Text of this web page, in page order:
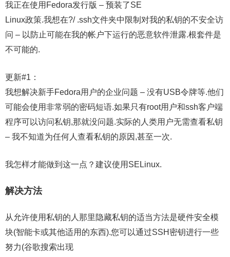
我正在使用Fedora发行版 – 预装了SE
Linux政策.我想在?/ .ssh文件夹中限制对我的私钥的不安全访
问 – 以防止可能在我的帐户下运行的恶意软件泄露.根套件是
不可能的.
更新#1：
我想解决新手Fedora用户的企业问题 – 没有USB令牌等.他们
可能会使用非常弱的密码短语.如果只有root用户和ssh客户端
程序可以访问私钥,那就没问题.实际的人类用户无需查看私钥
– 我不知道为任何人查看私钥的原因,甚至一次.
我怎样才能做到这一点？建议使用SELinux.
解决方法
从允许使用私钥的人那里隐藏私钥的适当方法是硬件安全模
块(智能卡或其他适用的东西).您可以通过SSH密钥进行一些
努力(谷歌搜索出现